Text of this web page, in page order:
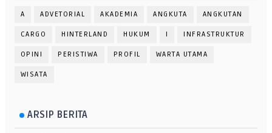
A ADVETORIAL AKADEMIA ANGKUTA ANGKUTAN
CARGO HINTERLAND HUKUM I INFRASTRUKTUR
OPINI PERISTIWA PROFIL WARTA UTAMA
WISATA
ARSIP BERITA